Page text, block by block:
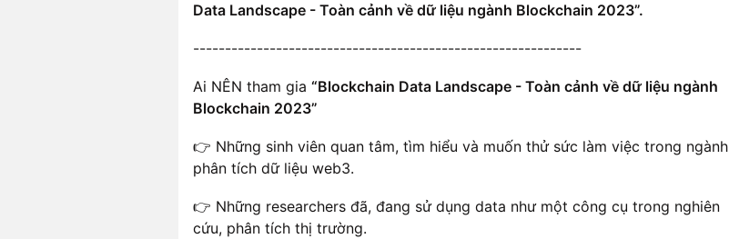
Data Landscape - Toàn cảnh về dữ liệu ngành Blockchain 2023”.
​-------------------------------------------------------------
​Ai NÊN tham gia “Blockchain Data Landscape - Toàn cảnh về dữ liệu ngành
Blockchain 2023”
👉 ​Những sinh viên quan tâm, tìm hiểu và muốn thử sức làm việc trong ngành
phân tích dữ liệu web3.
​👉 Những researchers đã, đang sử dụng data như một công cụ trong nghiên
cứu, phân tích thị trường.